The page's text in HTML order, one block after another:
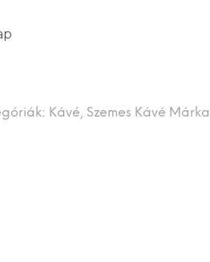
Kávé, Szemes Kávé